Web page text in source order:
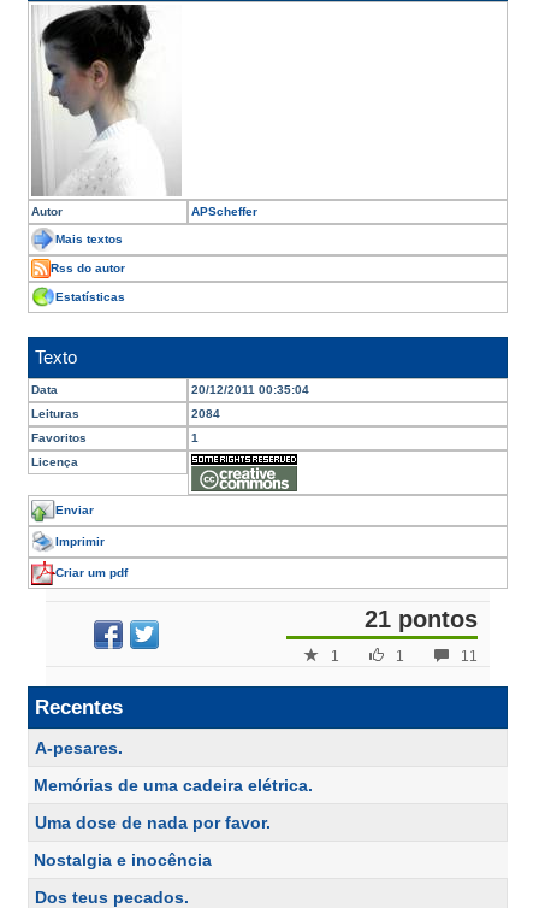
Autor APScheffer
Mais textos
Rss do autor
Estatísticas
Texto
Data
20/12/2011 00:35:04
Leituras
2084
Favoritos
1
Licença
Enviar
Imprimir
Criar um pdf
21 pontos
11
1
1
Recentes
A-pesares.
Memórias de uma cadeira elétrica.
Uma dose de nada por favor.
Nostalgia e inocência
Dos teus pecados.